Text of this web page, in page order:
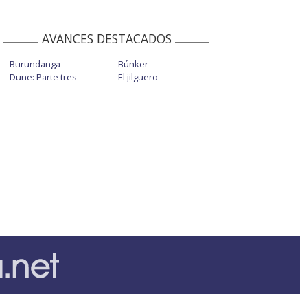
AVANCES DESTACADOS
Burundanga
Dune: Parte tres
Búnker
El jilguero